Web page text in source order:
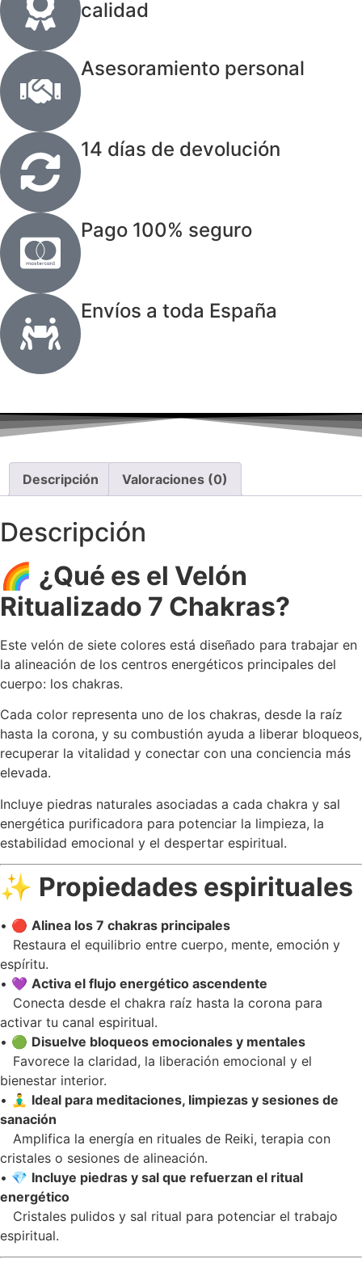
calidad
Asesoramiento personal
14 días de devolución
Pago 100% seguro
Envíos a toda España
Descripción Valoraciones (0)
Descripción
🌈 ¿Qué es el Velón
Ritualizado 7 Chakras?
Este velón de siete colores está diseñado para trabajar en
la alineación de los centros energéticos principales del
cuerpo: los chakras.
Cada color representa uno de los chakras, desde la raíz
hasta la corona, y su combustión ayuda a liberar bloqueos,
recuperar la vitalidad y conectar con una conciencia más
elevada.
Incluye piedras naturales asociadas a cada chakra y sal
energética purificadora para potenciar la limpieza, la
estabilidad emocional y el despertar espiritual.
✨ Propiedades espirituales
• 🔴 Alinea los 7 chakras principales
Restaura el equilibrio entre cuerpo, mente, emoción y
espíritu.
• 💜 Activa el flujo energético ascendente
Conecta desde el chakra raíz hasta la corona para
activar tu canal espiritual.
• 🟢 Disuelve bloqueos emocionales y mentales
Favorece la claridad, la liberación emocional y el
bienestar interior.
• 🧘‍♂️ Ideal para meditaciones, limpiezas y sesiones de
sanación
Amplifica la energía en rituales de Reiki, terapia con
cristales o sesiones de alineación.
• 💎 Incluye piedras y sal que refuerzan el ritual
energético
Cristales pulidos y sal ritual para potenciar el trabajo
espiritual.